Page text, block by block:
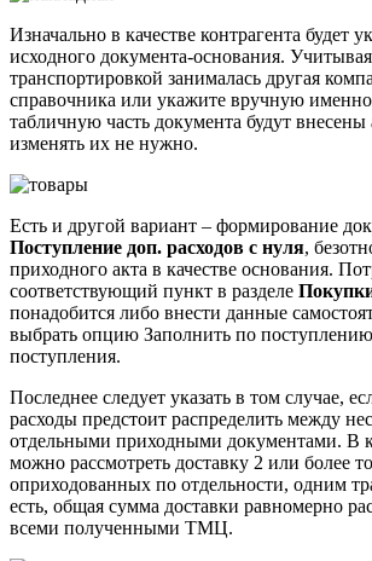
Изначально в качестве контрагента будет
исходного документа-основания.
транспортировкой занималась другая
справочника или укажите вручную
табличную часть документа будут внесены
изменять их не нужно.
Есть и другой вариант – формирование
Поступление доп. расходов с нуля,
приходного акта в качестве основания.
соответствующий пункт в разделе
понадобится либо внести данные
выбрать опцию Заполнить по
поступления.
Последнее следует указать в том случае,
расходы предстоит распределить между
отдельными приходными документами. В
можно рассмотреть доставку 2 или более
оприходованных по отдельности, одним
есть, общая сумма доставки равномерно
всеми полученными ТМЦ.